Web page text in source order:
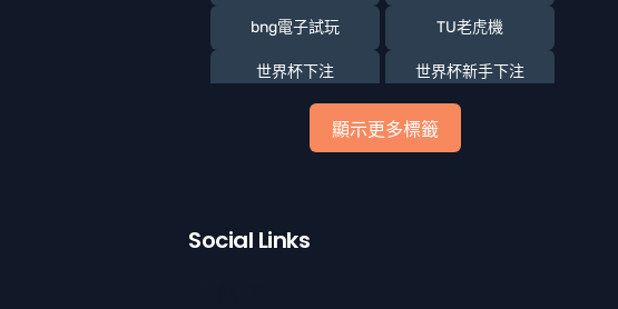
bng電子試玩 TU老虎機
世界杯下注 世界杯新手下注
世界盃下注
戰神賽特
顯示更多標籤
Social Links